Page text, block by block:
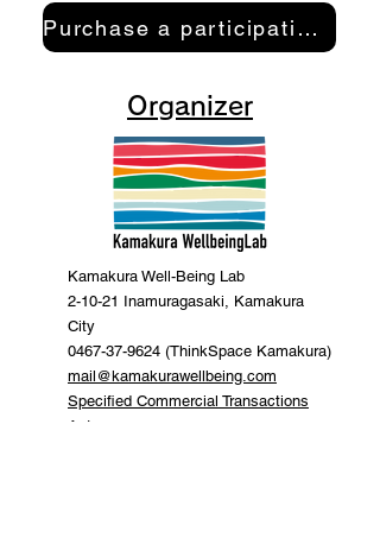
Purchase a participation pass here
Organizer
Kamakura Well-Being Lab
2-10-21 Inamuragasaki, Kamakura
City
0467-37-9624 (ThinkSpace Kamakura)
mail@kamakurawellbeing.com
Specified Commercial Transactions
Act